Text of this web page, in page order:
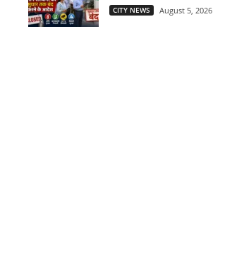
CITY NEWS August 5, 2026